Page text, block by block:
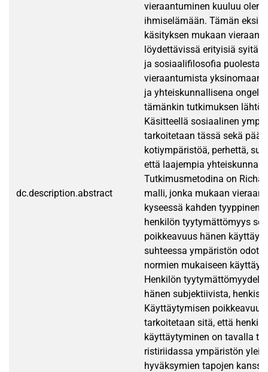
dc.description.abstract
vieraantuminen kuuluu
ihmiselämään. Tämän
käsityksen mukaan
löydettävissä erityisiä syitä.
ja sosiaalifilosofia
vieraantumista yksinomaan
ja yhteiskunnallisena
tämänkin tutkimuksen
Käsitteellä sosiaalinen
tarkoitetaan tässä sekä
kotiympäristöä, perhettä,
että laajempia
Tutkimusmetodina on
malli, jonka mukaan
kyseessä kahden tyyppinen
henkilön tyytymättömyys
poikkeavuus hänen
suhteessa ympäristön
normien mukaiseen
Henkilön
hänen subjektiivista,
Käyttäytymisen
tarkoitetaan sitä, että
käyttäytyminen on tavalla
ristiriidassa ympäristön
hyväksymien tapojen